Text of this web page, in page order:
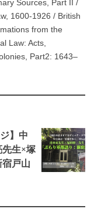
Sources, Part II /
1600-1926 / British
from the
Law: Acts,
Part2: 1643–
】中
生×塚
戸山